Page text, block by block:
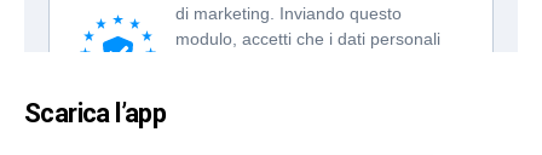
Scarica l’app